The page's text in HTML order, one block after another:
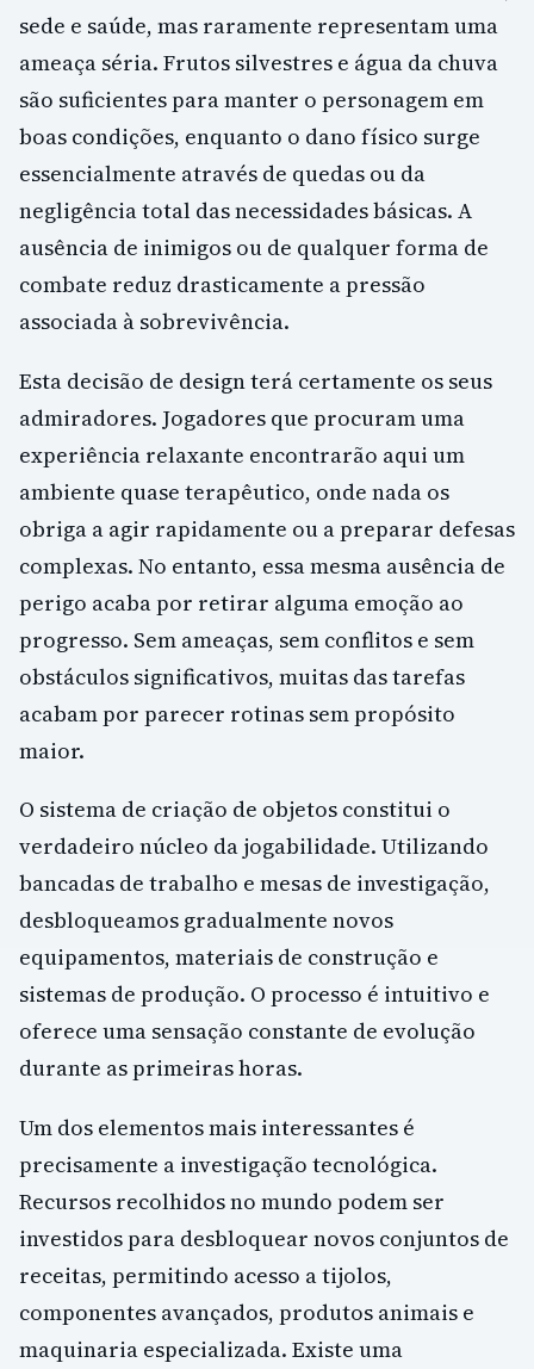
sede e saúde, mas raramente representam uma
ameaça séria. Frutos silvestres e água da chuva
são suficientes para manter o personagem em
boas condições, enquanto o dano físico surge
essencialmente através de quedas ou da
negligência total das necessidades básicas. A
ausência de inimigos ou de qualquer forma de
combate reduz drasticamente a pressão
associada à sobrevivência.
Esta decisão de design terá certamente os seus
admiradores. Jogadores que procuram uma
experiência relaxante encontrarão aqui um
ambiente quase terapêutico, onde nada os
obriga a agir rapidamente ou a preparar defesas
complexas. No entanto, essa mesma ausência de
perigo acaba por retirar alguma emoção ao
progresso. Sem ameaças, sem conflitos e sem
obstáculos significativos, muitas das tarefas
acabam por parecer rotinas sem propósito
maior.
O sistema de criação de objetos constitui o
verdadeiro núcleo da jogabilidade. Utilizando
bancadas de trabalho e mesas de investigação,
desbloqueamos gradualmente novos
equipamentos, materiais de construção e
sistemas de produção. O processo é intuitivo e
oferece uma sensação constante de evolução
durante as primeiras horas.
Um dos elementos mais interessantes é
precisamente a investigação tecnológica.
Recursos recolhidos no mundo podem ser
investidos para desbloquear novos conjuntos de
receitas, permitindo acesso a tijolos,
componentes avançados, produtos animais e
maquinaria especializada. Existe uma